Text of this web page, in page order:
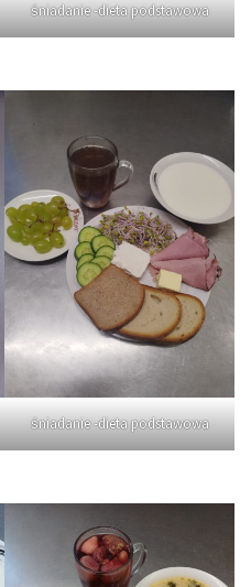
śniadanie -dieta podstawowa
śniadanie -dieta podstawowa